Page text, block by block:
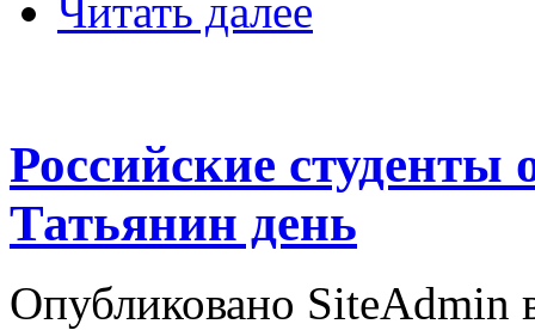
Читать далее
Российские студенты
Татьянин день
Опубликовано SiteAdmin